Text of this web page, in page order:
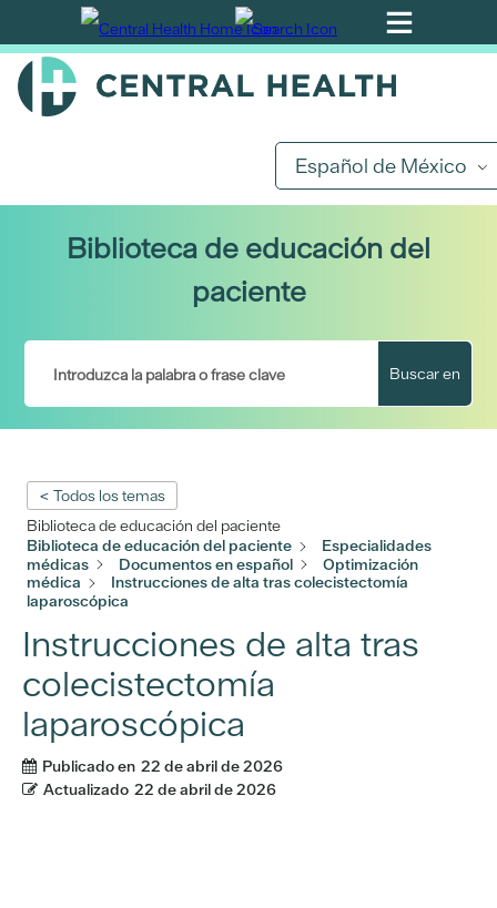
Ir
al
contenido
Español de México
Biblioteca de educación del
paciente
Buscar en
< Todos los temas
Biblioteca de educación del paciente
Biblioteca de educación del paciente
Especialidades
médicas
Documentos en español
Optimización
médica
Instrucciones de alta tras colecistectomía
laparoscópica
Instrucciones de alta tras
colecistectomía
laparoscópica
Publicado en 22 de abril de 2026
Actualizado 22 de abril de 2026